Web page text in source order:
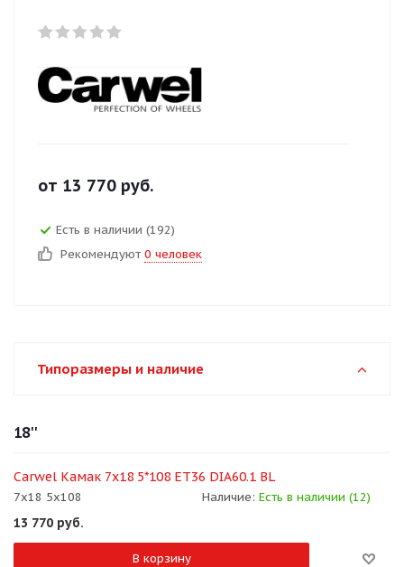
от 13 770 руб.
Есть в наличии (192)
Рекомендуют 0 человек
Типоразмеры и наличие
18''
Carwel Камак 7x18 5*108 ET36 DIA60.1 BL
7x18 5x108 Наличие: Есть в наличии (12)
13 770 руб.
В корзину